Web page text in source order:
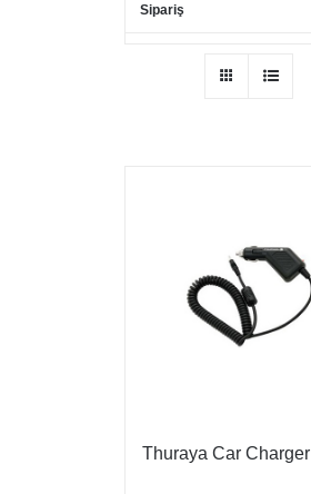
Sipariş
Show 16 Products
Thuraya Car Charger